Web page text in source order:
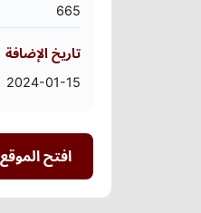
665
تاريخ الإضافة
2024-01-15
افتح الموقع